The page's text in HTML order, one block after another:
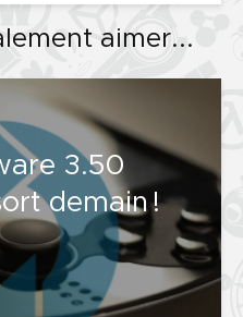
aimer...
3.50
demain !